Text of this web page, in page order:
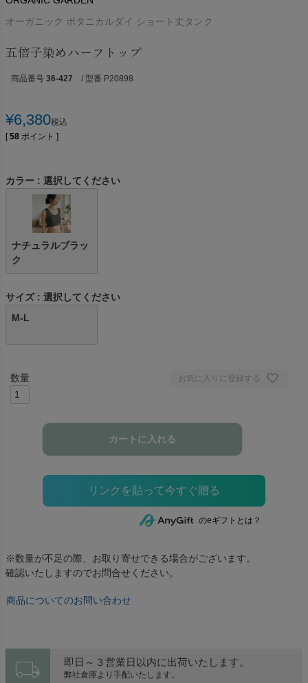
オーガニック ボタニカルダイ ショート丈タンク
五倍子染めハーフトップ
商品番号 36-427 / 型番 P20898
¥6,380税込
[ 58 ポイント ]
カラー 選択してください
ナチュラルブラッ
ク
サイズ
選択してください
M-L
お気に入りに登録する
カートに入れる
のeギフトとは？
※数量が不足の際、お取り寄せできる場合がございます。
確認いたしますのでお問合せください。
商品についてのお問い合わせ
local_shipping 即日～３営業日以内に出荷いたします。
弊社倉庫より手配いたします。